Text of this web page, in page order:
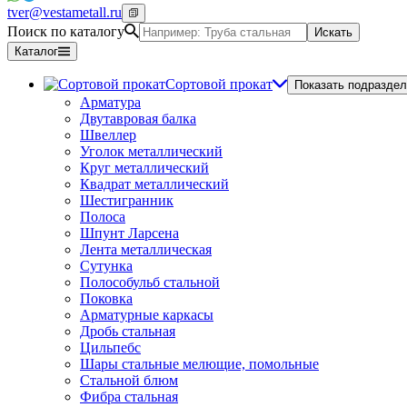
tver@vestametall.ru
Поиск по каталогу
Искать
Каталог
Сортовой прокат Показать
Арматура
Двутавровая балка
Швеллер
Уголок металлический
Круг металлический
Квадрат металлический
Шестигранник
Полоса
Шпунт Ларсена
Лента металлическая
Сутунка
Полособульб стальной
Поковка
Арматурные каркасы
Дробь стальная
Цильпебс
Шары стальные мелющие, помольные
Стальной блюм
Фибра стальная